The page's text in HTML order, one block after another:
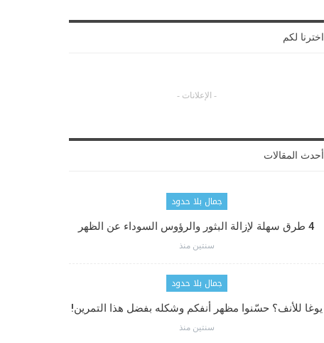
اخترنا لكم
- الإعلانات -
أحدث المقالات
جمال بلا حدود
4 طرق سهلة لإزالة البثور والرؤوس السوداء عن الظهر
سنتين منذ
جمال بلا حدود
يوغا للأنف؟ حسّنوا مظهر أنفكم وشكله بفضل هذا التمرين!
سنتين منذ